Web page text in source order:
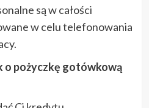
są w całości
w celu telefonowania
o pożyczkę gotówkową